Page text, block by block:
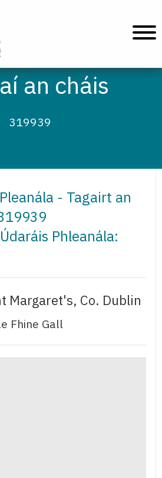
an cháis
319939
- Tagairt an
Phleanála:
Margaret's, Co. Dublin
Fhine Gall